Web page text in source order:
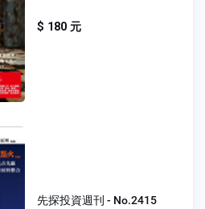
$ 180 元
先探投資週刊 - No.2415